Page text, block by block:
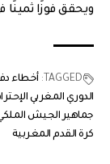
ويحقق فوزًا ثمينًا
TAGGED: أخطاء
الدوري المغربي
جماهير الجيش
كرة القدم المغربية